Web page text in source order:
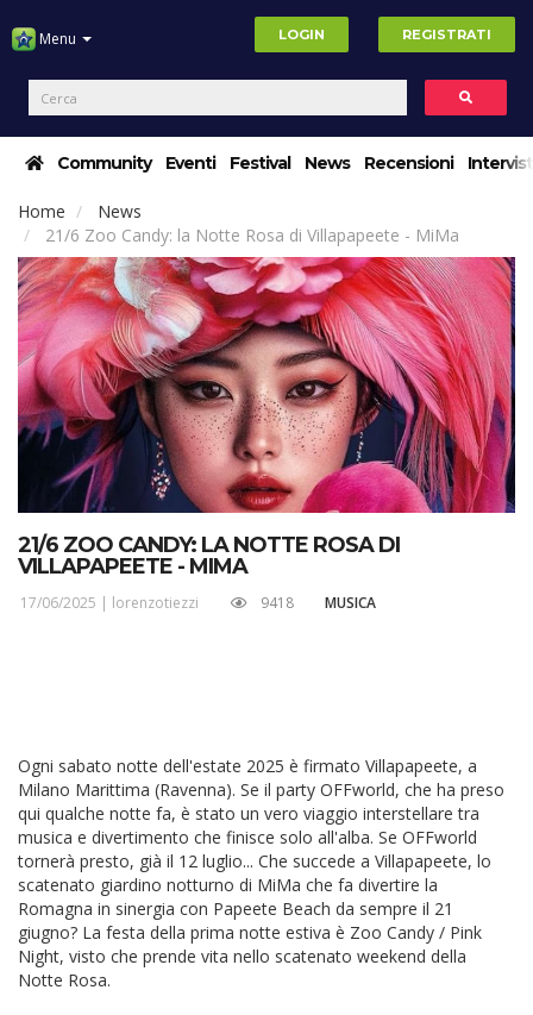
Menu LOGIN REGISTRATI
Community Eventi Festival News Recensioni
Home
News
21/6 Zoo Candy: la Notte Rosa di Villapapeete - MiMa
21/6 ZOO CANDY: LA NOTTE ROSA DI
VILLAPAPEETE - MIMA
17/06/2025 | lorenzotiezzi 9418 MUSICA
Ogni sabato notte dell'estate 2025 è firmato Villapapeete, a
Milano Marittima (Ravenna). Se il party OFFworld, che ha preso
qui qualche notte fa, è stato un vero viaggio interstellare tra
musica e divertimento che finisce solo all'alba. Se OFFworld
tornerà presto, già il 12 luglio... Che succede a Villapapeete, lo
scatenato giardino notturno di MiMa che fa divertire la
Romagna in sinergia con Papeete Beach da sempre il 21
giugno? La festa della prima notte estiva è Zoo Candy / Pink
Night, visto che prende vita nello scatenato weekend della
Notte Rosa.